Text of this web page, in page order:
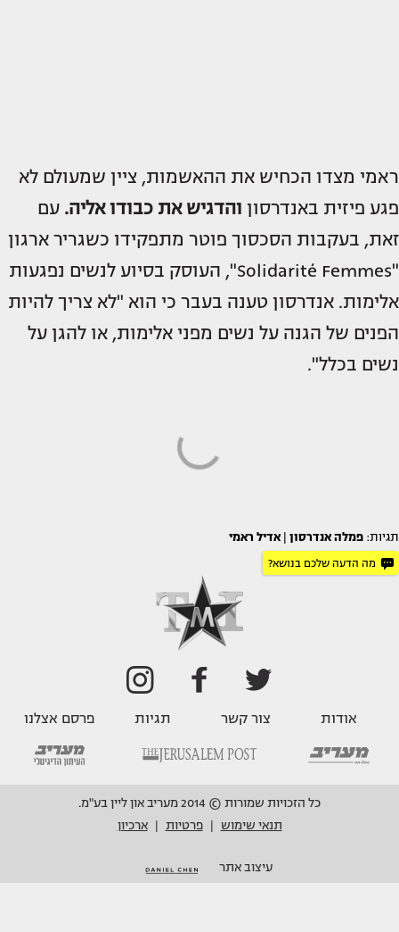
ראמי מצדו הכחיש את ההאשמות, ציין שמעולם לא
פגע פיזית באנדרסון והדגיש את כבודו אליה. עם
זאת, בעקבות הסכסוך פוטר מתפקידו כשגריר ארגון
"Solidarité Femmes", העוסק בסיוע לנשים נפגעות
אלימות. אנדרסון טענה בעבר כי הוא "לא צריך להיות
הפנים של הגנה על נשים מפני אלימות, או להגן על
נשים בכלל".
תגיות: פמלה אנדרסון אדיל ראמי
מה הדעה שלכם בנושא?
אודות צור קשר תגיות פרסם אצלנו
כל הזכויות שמורות © 2014 מעריב און ליין בע"מ.
תנאי שימוש
פרטיות ארכיון
עיצוב אתר